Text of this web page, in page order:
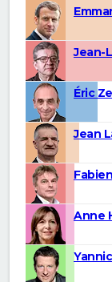
Jean-
Éric
Jean
Anne